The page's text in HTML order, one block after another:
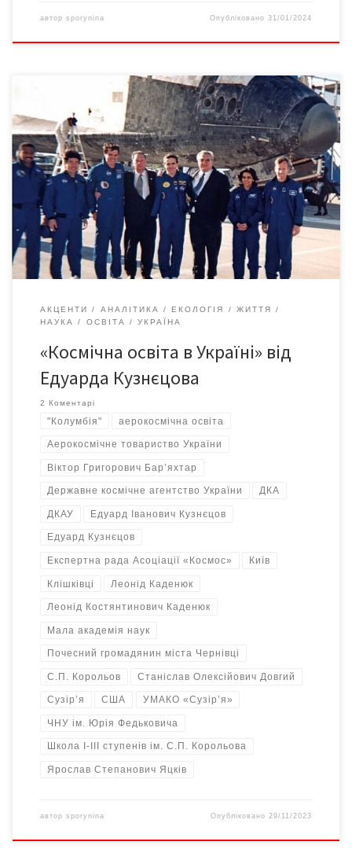
автор sporynina Опубліковано31/01/2024
Постскриптум після засідання Експертної ради Асоціації
«КОСМОС» «Питання космічної освіти, формування космічного
світогляду у молоді – це надзвичайно важливе завдання,
особливо в умовах, коли суспільству нав’язуються ідеї, що
наша країна повинна бути аграрною, що основу її економіки
повинні складати дрібний, середній та шоу-бізнес, а серед
професій найбільш важливими є юристи, […]
АКЦЕНТИ АНАЛІТИКА ЕКОЛОГІЯ
ЖИТТЯ
НАУКА
ОСВІТА УКРАЇНА
«Космічна освіта в Україні» від
Едуарда Кузнєцова
2 Коментарі
"Колумбія" аерокосмічна освіта
Аерокосмічне товариство України
Віктор Григорович Бар’яхтар
Державне космічне агентство України ДКА
ДКАУ Едуард Іванович Кузнєцов
Едуард Кузнєцов
Експертна рада Асоціації «Космос» Київ
Клішківці Леонід Каденюк
Леонід Костянтинович Каденюк
Мала академія наук
Почесний громадянин міста Чернівці
С.П. Корольов Станіслав Олексійович Довгий
Сузір’я США УМАКО «Сузір’я»
ЧНУ ім. Юрія Федьковича
Школа І-ІІІ ступенів ім. С.П. Корольова
Ярослав Степанович Яцків
автор sporynina Опубліковано 29/11/2023